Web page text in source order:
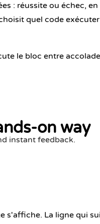
: réussite ou échec,
quel code
le bloc entre
on way
instant feedback.
s'affiche. La ligne qui